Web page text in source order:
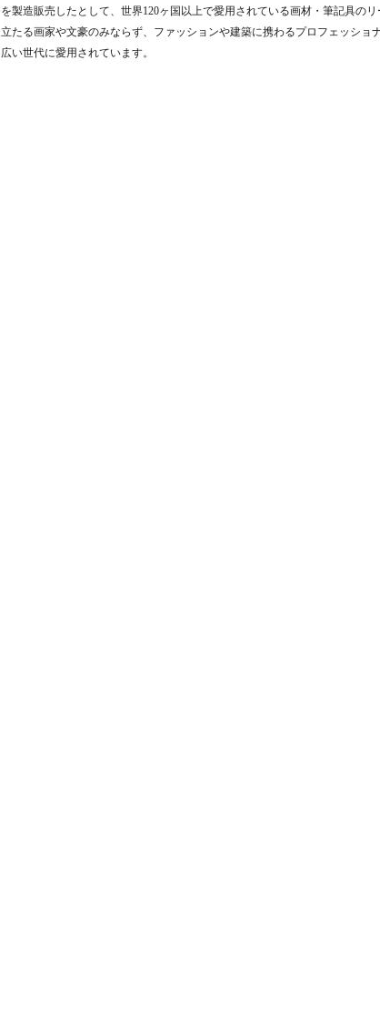
を製造販売したとして、世界120ヶ国以上で愛用されている画材・筆記具の
立たる画家や文豪のみならず、ファッションや建築に携わるプロフェッシ
広い世代に愛用されています。